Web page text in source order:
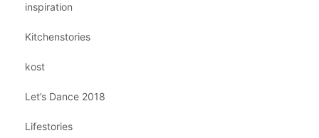
inspiration
Kitchenstories
kost
Let’s Dance 2018
Lifestories